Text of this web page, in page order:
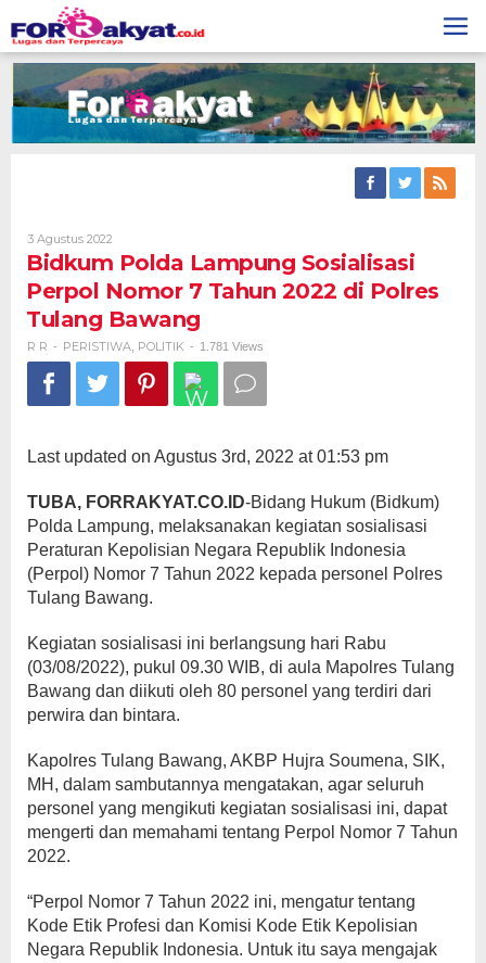
to
content
3 Agustus 2022
R
Bidkum Polda Lampung Sosialisasi
Perpol Nomor 7 Tahun 2022 di Polres
Tulang Bawang
R R - PERISTIWA, POLITIK - 1.781 Views
Last updated on Agustus 3rd, 2022 at 01:53 pm
TUBA, FORRAKYAT.CO.ID-Bidang Hukum (Bidkum)
Polda Lampung, melaksanakan kegiatan sosialisasi
Peraturan Kepolisian Negara Republik Indonesia
(Perpol) Nomor 7 Tahun 2022 kepada personel Polres
Tulang Bawang.
Kegiatan sosialisasi ini berlangsung hari Rabu
(03/08/2022), pukul 09.30 WIB, di aula Mapolres Tulang
Bawang dan diikuti oleh 80 personel yang terdiri dari
perwira dan bintara.
Kapolres Tulang Bawang, AKBP Hujra Soumena, SIK,
MH, dalam sambutannya mengatakan, agar seluruh
personel yang mengikuti kegiatan sosialisasi ini, dapat
mengerti dan memahami tentang Perpol Nomor 7 Tahun
2022.
“Perpol Nomor 7 Tahun 2022 ini, mengatur tentang
Kode Etik Profesi dan Komisi Kode Etik Kepolisian
Negara Republik Indonesia. Untuk itu saya mengajak